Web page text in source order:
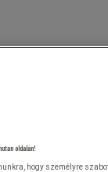
oldalán!
hogy személyre